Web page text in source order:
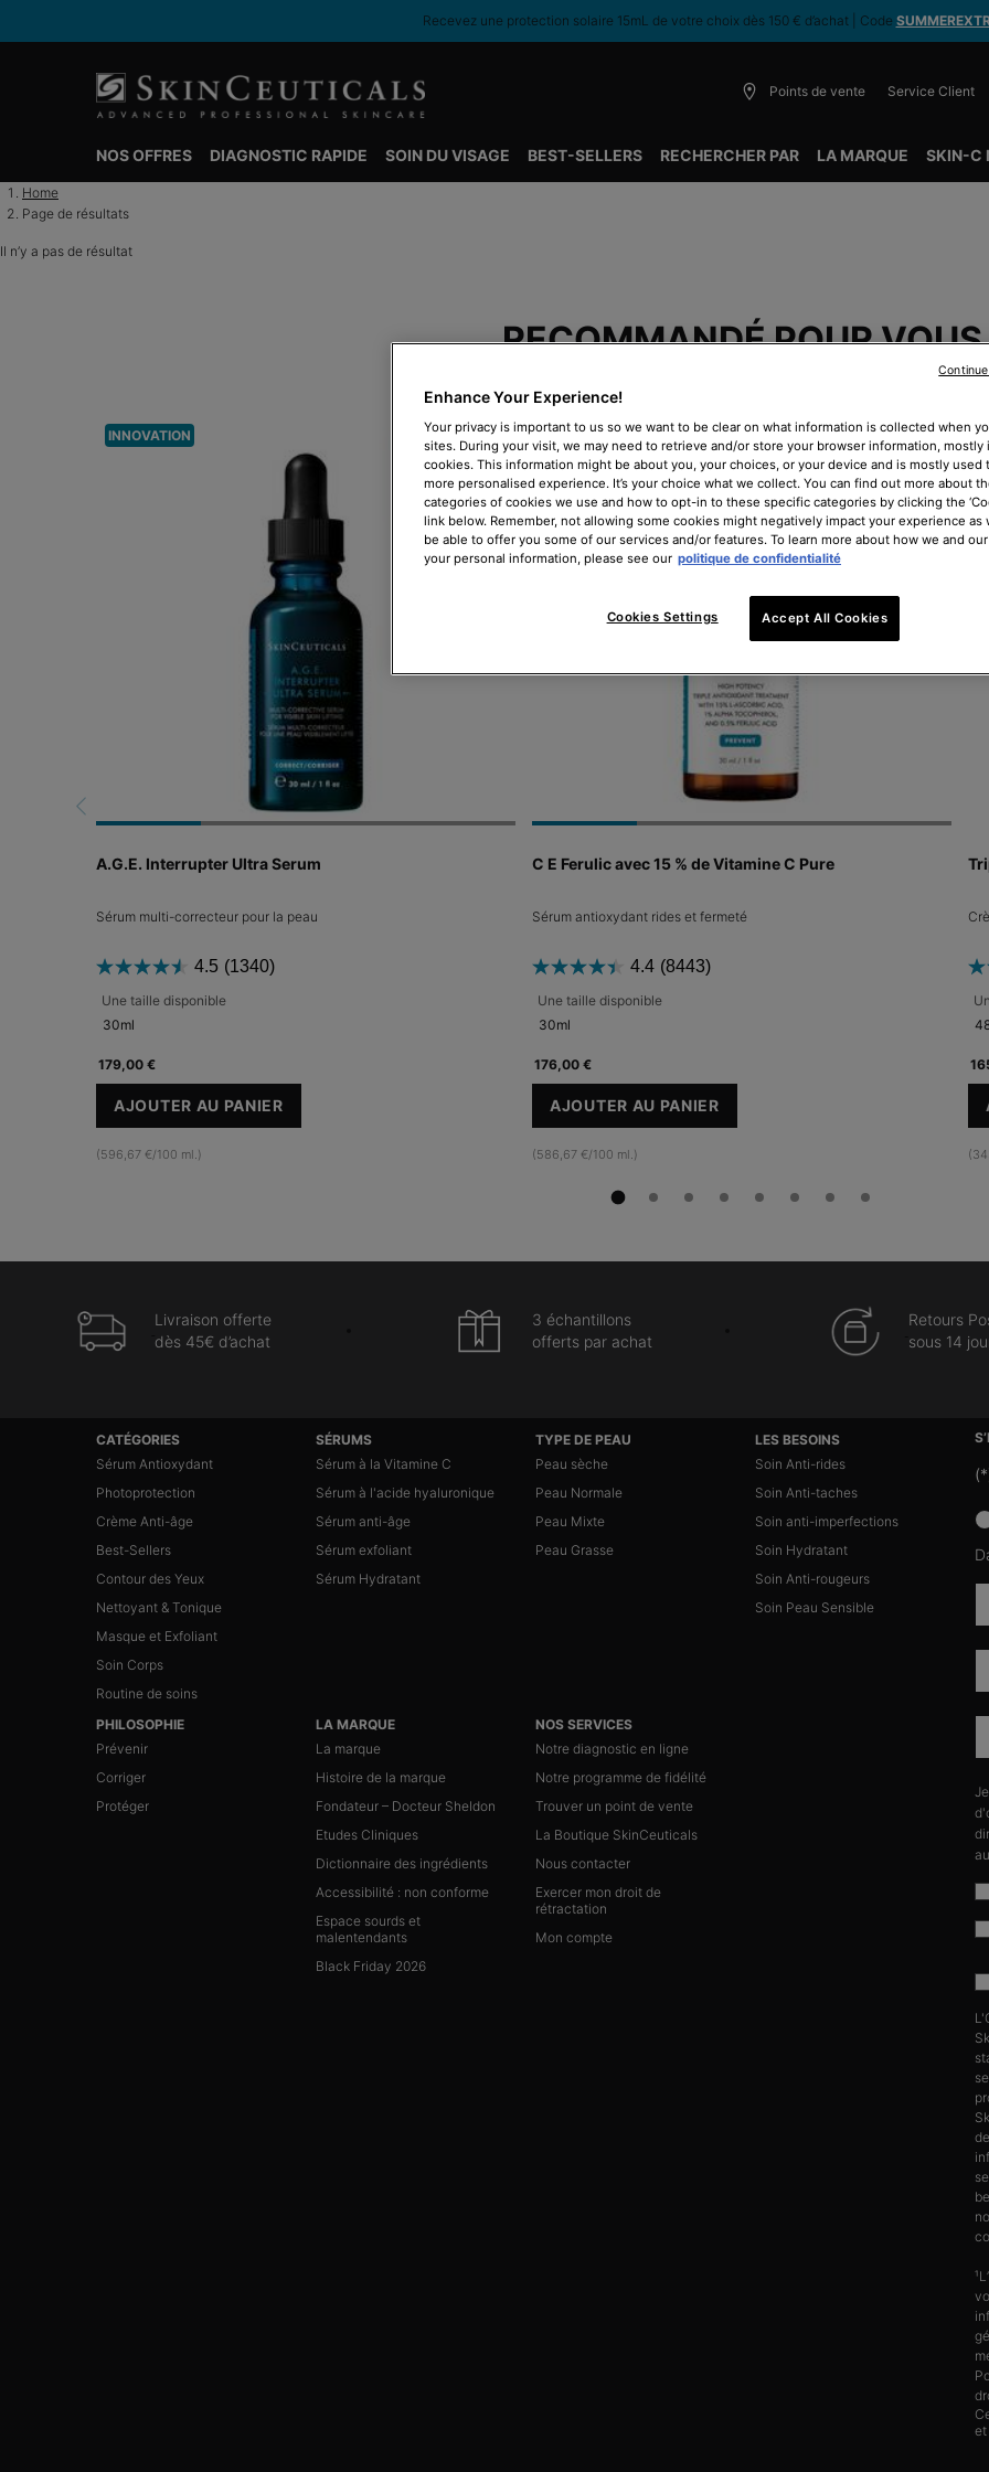
Recevez une protection solaire 15mL de votre choix dès 150 € d’achat | Code
Points de vente Service Client
NOS OFFRES DIAGNOSTIC RAPIDE SOIN DU VISAGE BEST-SELLERS RECHERCHER PAR LA MARQUE SKIN-C
Contenu principal
Home
Page de résultats
Il n’y a pas de résultat
RECOMMANDÉ POUR VOUS
INNOVATION
A.G.E. Interrupter Ultra Serum
Sérum multi-correcteur pour la peau
4.5 (1340)
Une taille disponible
30ml
179,00 €
AJOUTER AU PANIER
A.G.E. INTERRUPTER ULTRA SERUM
(596,67 €/100 ml.)
BEST-SELLER
C E Ferulic avec 15 % de Vitamine C Pure
Sérum antioxydant rides et fermeté
4.4 (8443)
Une taille disponible
30ml
176,00 €
AJOUTER AU PANIER
C E FERULIC AVEC 15 % DE VITAMINE C
(586,67 €/100 ml.)
Livraison offerte
dès 45€ d’achat
3 échantillons
offerts par achat
Retours
sous 14
Navigation du pied de page
CATÉGORIES
Sérum Antioxydant
Photoprotection
Crème Anti-âge
Best-Sellers
Contour des Yeux
Nettoyant & Tonique
Masque et Exfoliant
Soin Corps
Routine de soins
SÉRUMS
Sérum à la Vitamine C
Sérum à l'acide hyaluronique
Sérum anti-âge
Sérum exfoliant
Sérum Hydratant
TYPE DE PEAU
Peau sèche
Peau Normale
Peau Mixte
Peau Grasse
LES BESOINS
Soin Anti-rides
Soin Anti-taches
Soin anti-imperfections
Soin Hydratant
Soin Anti-rougeurs
Soin Peau Sensible
PHILOSOPHIE
Prévenir
Corriger
Protéger
LA MARQUE
La marque
Histoire de la marque
Fondateur – Docteur Sheldon
Etudes Cliniques
Dictionnaire des ingrédients
Accessibilité : non conforme
Espace sourds et
malentendants
Black Friday 2026
NOS SERVICES
Notre diagnostic en ligne
Notre programme de fidélité
Trouver un point de vente
La Boutique SkinCeuticals
Nous contacter
Exercer mon droit de
rétractation
Mon compte
et
Enhance Your Experience!
Your privacy is important to us so we want to be clear on what information is collected when
sites. During your visit, we may need to retrieve and/or store your browser information, mostly
cookies. This information might be about you, your choices, or your device and is mostly used
more personalised experience. It’s your choice what we collect. You can find out more about
categories of cookies we use and how to opt-in to these specific categories by clicking the
link below. Remember, not allowing some cookies might negatively impact your experience as
be able to offer you some of our services and/or features. To learn more about how we and
your personal information, please see our politique de confidentialité
Cookies Settings Accept All Cookies